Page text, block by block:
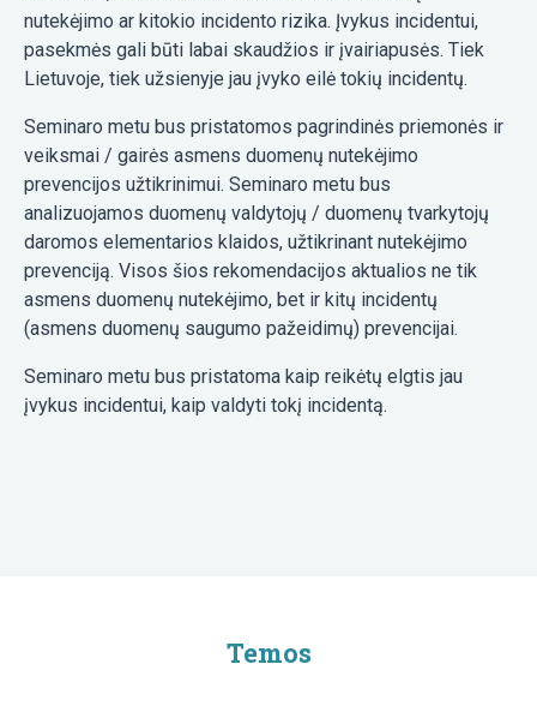
nutekėjimo ar kitokio incidento rizika. Įvykus incidentui,
pasekmės gali būti labai skaudžios ir įvairiapusės. Tiek
Lietuvoje, tiek užsienyje jau įvyko eilė tokių incidentų.
Seminaro metu bus pristatomos pagrindinės priemonės ir
veiksmai / gairės asmens duomenų nutekėjimo
prevencijos užtikrinimui. Seminaro metu bus
analizuojamos duomenų valdytojų / duomenų tvarkytojų
daromos elementarios klaidos, užtikrinant nutekėjimo
prevenciją. Visos šios rekomendacijos aktualios ne tik
asmens duomenų nutekėjimo, bet ir kitų incidentų
(asmens duomenų saugumo pažeidimų) prevencijai.
Seminaro metu bus pristatoma kaip reikėtų elgtis jau
įvykus incidentui, kaip valdyti tokį incidentą.
Temos